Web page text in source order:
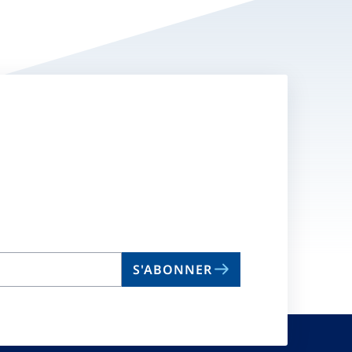
S'ABONNER